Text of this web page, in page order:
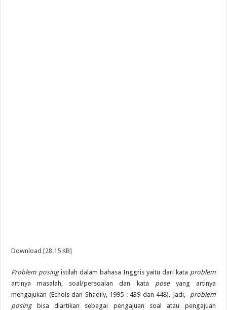
Download [28.15 KB]
Problem posingistilah dalam bahasa Inggris yaitu dari kata problem
artinya masalah, soal/persoalan dan kata pose yang artinya
mengajukan (Echols dan Shadily, 1995 : 439 dan 448). Jadi,
problem
posing bisa diartikan sebagai pengajuan soal atau pengajuan